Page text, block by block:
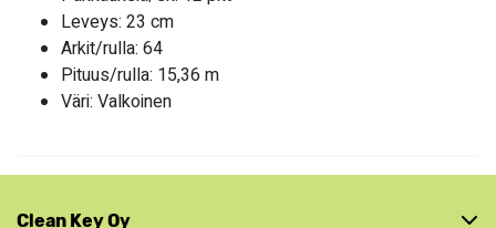
Leveys: 23 cm
Arkit/rulla: 64
Pituus/rulla: 15,36 m
Väri: Valkoinen
Clean Key Oy